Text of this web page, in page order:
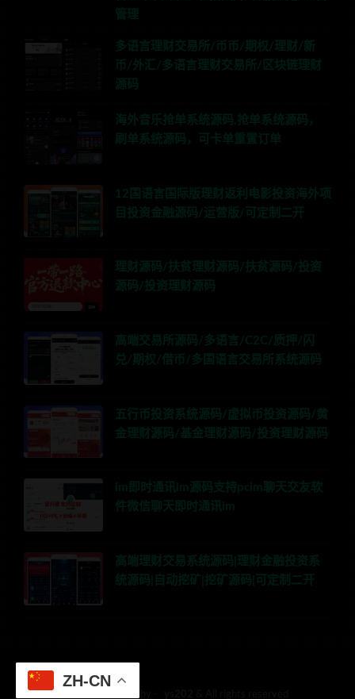
管理
多语言理财交易所/币币/期权/理财/新
币/外汇/多语言理财交易所/区块链理财
源码
海外音乐抢单系统源码,抢单系统源码，
刷单系统源码，可卡单重置订单
12国语言国际版理财返利电影投资海外项
目投资金融源码/运营版/可定制二开
理财源码/扶贫理财源码/扶贫源码/投资
源码/投资理财源码
高端交易所源码/多语言/C2C/质押/闪
兑/期权/借币/多国语言交易所系统源码
五行币投资系统源码/虚拟币投资源码/黄
金理财源码/基金理财源码/投资理财源码
im即时通讯im源码支持pcim聊天交友软
件微信聊天即时通讯im
高端理财交易系统源码|理财金融投资系
统源码|自动挖矿|挖矿源码|可定制二开
ZH-CN